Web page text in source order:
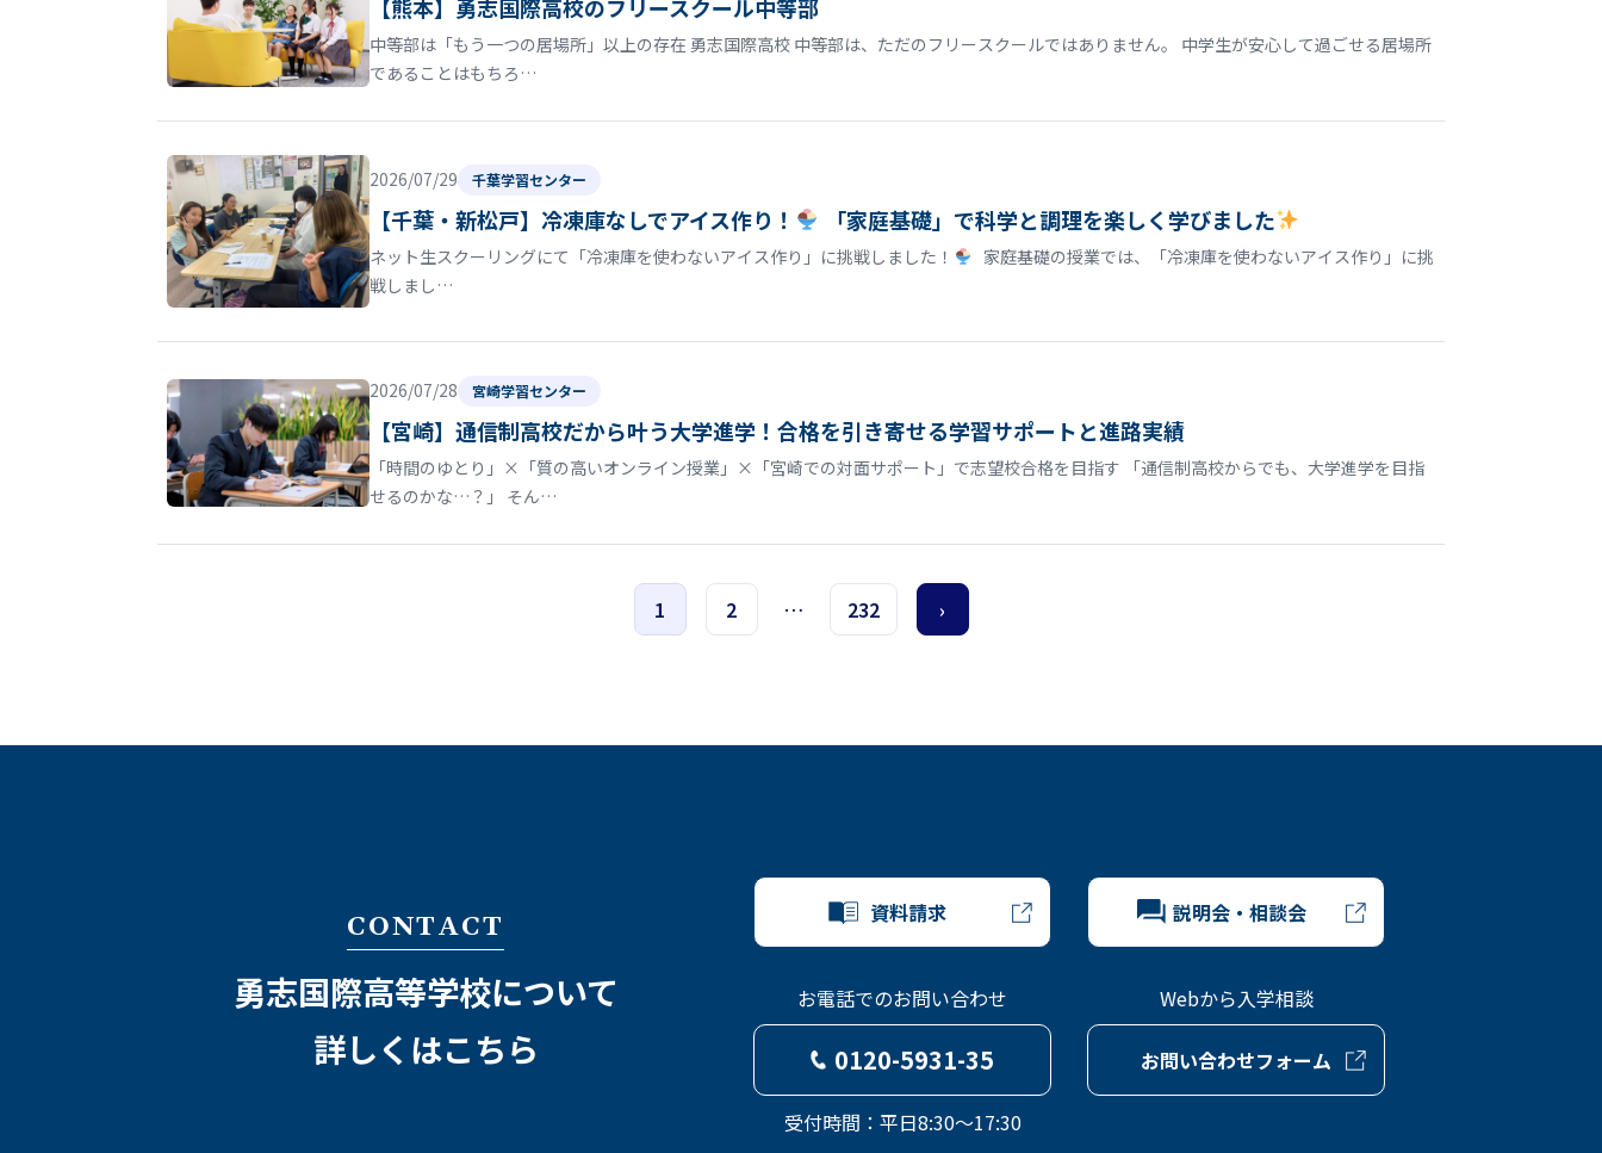
【熊本】勇志国際高校のフリースクール中等部
中等部は「もう一つの居場所」以上の存在 勇志国際高校 中等部は、ただのフリースクールではありません。 中学生が安心して過ごせる居場所
であることはもちろ…
2026/07/29 千葉学習センター
【千葉・新松戸】冷凍庫なしでアイス作り！ 「家庭基礎」で科学と調理を楽しく学びました
ネット生スクーリングにて「冷凍庫を使わないアイス作り」に挑戦しました！
家庭基礎の授業では、「冷凍庫を使わないアイス作り」に挑
戦しまし…
2026/07/28 宮崎学習センター
【宮崎】通信制高校だから叶う大学進学！合格を引き寄せる学習サポートと進路実績
「時間のゆとり」×「質の高いオンライン授業」×「宮崎での対面サポート」で志望校合格を目指す 「通信制高校からでも、大学進学を目指
せるのかな…？」 そん…
1 2 … 232 ›
CONTACT
勇志国際高等学校について
詳しくはこちら
資料請求 説明会・相談会
お電話でのお問い合わせ
0120-5931-35
受付時間：平日8:30～17:30
Webから入学相談
お問い合わせフォーム